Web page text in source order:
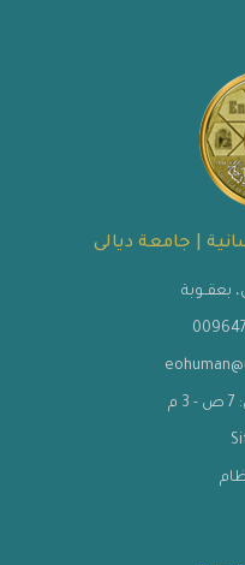
| جامعة ديالى
بعقــوبة